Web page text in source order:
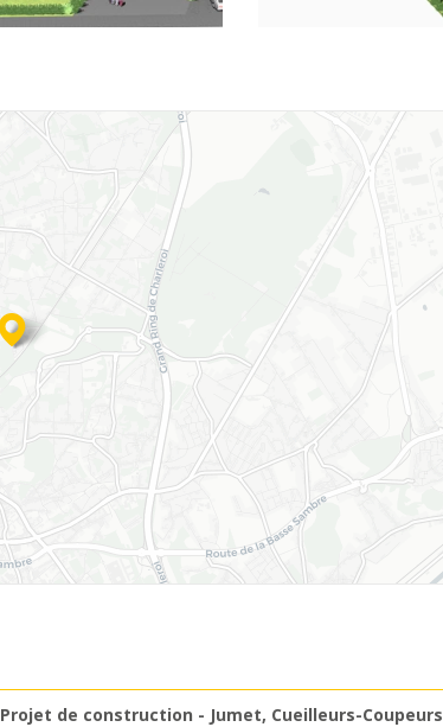
Projet de construction - Jumet, Cueilleurs-Coupeurs